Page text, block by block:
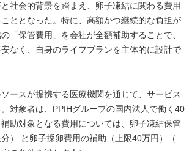
社会的背景を踏まえ、卵子凍結に関わる費用
ととなった。特に、高額かつ継続的な負担が
「保管費用」を会社が全額補助することで、
なく、自身のライフプランを主体的に設計で
ースが提携する医療機関を通じて、サービス
対象者は、PPIHグループの国内法人で働く40
助対象となる費用については、卵子凍結保管
） と卵子採卵費用の補助（上限40万円）（